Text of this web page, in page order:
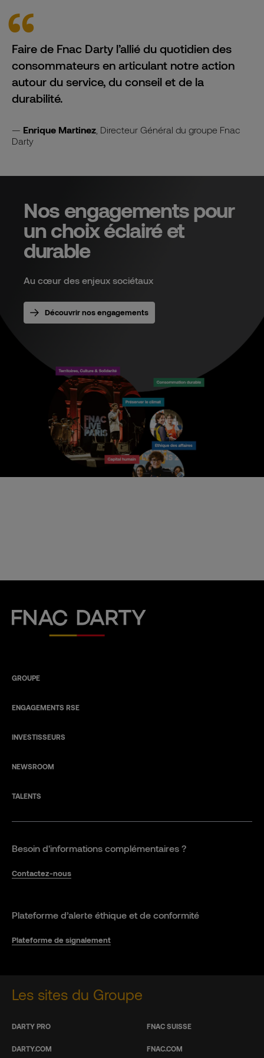
Faire de Fnac Darty l’allié du quotidien des
consommateurs en articulant notre action
autour du service, du conseil et de la
durabilité.
Enrique Martinez , Directeur Général du groupe Fnac
Darty
Nos engagements en faveur de l’environnement
Consommation durable
Préserver le climat
Ethique des affaires
Capital humain
Nos engagements pour
un choix éclairé et
durable
Au cœur des enjeux sociétaux
Découvrir nos engagements
Fnac Darty
GROUPE
ENGAGEMENTS RSE
INVESTISSEURS
NEWSROOM
TALENTS
Besoin d'informations complémentaires ?
Contactez-nous
Plateforme d’alerte éthique et de conformité
Plateforme de signalement
Les sites du Groupe
DARTY PRO
DARTY.COM
FNAC SUISSE
FNAC.COM